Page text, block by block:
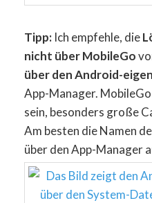
Tipp: Ich empfehle, die
nicht über MobileGo
über den Android-
App-Manager.
sein, besonders große
Am besten die Namen
über den App-Manager